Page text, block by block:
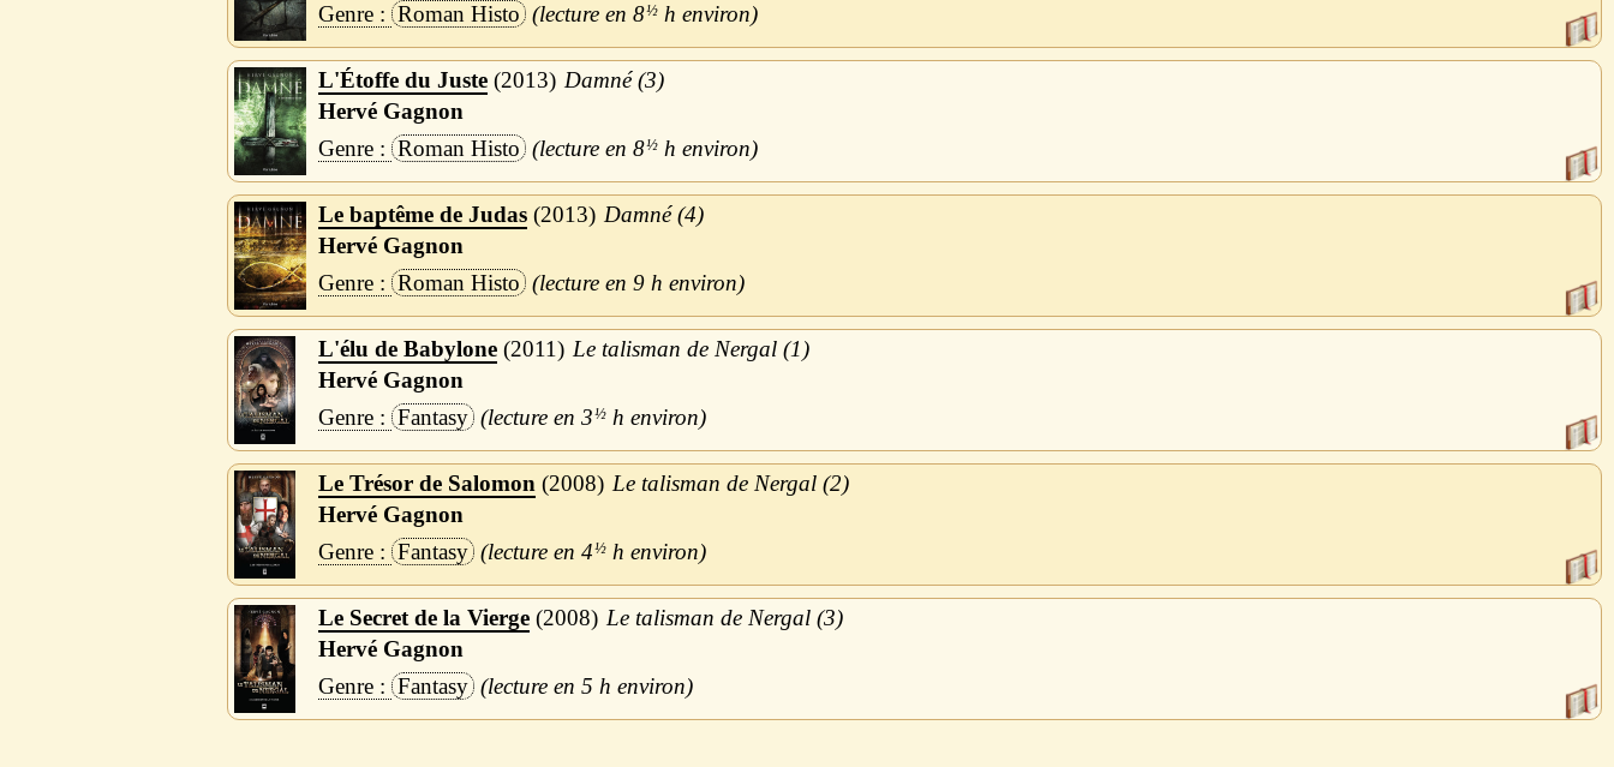
Roman Histo
8½h
L'Étoffe du Juste 2013
Damné (3)
Hervé Gagnon
Roman Histo
8½h
Le baptême de Judas 2013
Damné (4)
Hervé Gagnon
Roman Histo
9 h
L'élu de Babylone 2011
Le talisman de Nergal (1)
Hervé Gagnon
Fantasy
3½h
Le Trésor de Salomon 2008
Le talisman de Nergal (2)
Hervé Gagnon
Fantasy
4½h
Le Secret de la Vierge 2008
Le talisman de Nergal (3)
Hervé Gagnon
Fantasy
5 h